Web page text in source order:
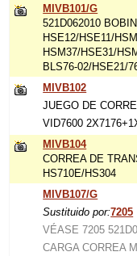
MIVB101/G
521D062010
HSE12/HSE11/
HSM37/HSE31/
BLS76-02/HSE21/
MIVB102
JUEGO DE
VID7600
MIVB104
CORREA DE
HS710E/HS304
MIVB107/G
Sustituido por:7205
VÉASE 7205
CARGA CORREA